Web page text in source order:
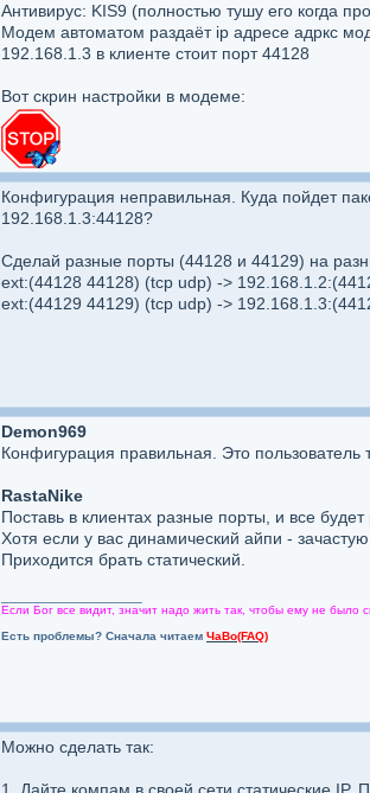
Антивирус: KIS9 (полностью тушу его когда
Модем автоматом раздаёт ip адресе адркс
192.168.1.3 в клиенте стоит порт 44128
Вот скрин настройки в модеме:
Конфигурация неправильная. Куда пойдет
192.168.1.3:44128?
Сделай разные порты (44128 и 44129) на
ext:(44128 44128) (tcp udp) ->
ext:(44129 44129) (tcp udp) ->
Demon969
Конфигурация правильная. Это пользователь
RastaNike
Поставь в клиентах разные порты, и все будет
Хотя если у вас динамический айпи -
Приходится брать статический.
Если Бог все видит, значит надо жить так, чтобы ему не было
Есть проблемы? Сначала читаем ЧаВо(FAQ)
Можно сделать так: